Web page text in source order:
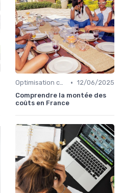
Optimisation coûts • 12/06/2025
Comprendre la montée des
coûts en France